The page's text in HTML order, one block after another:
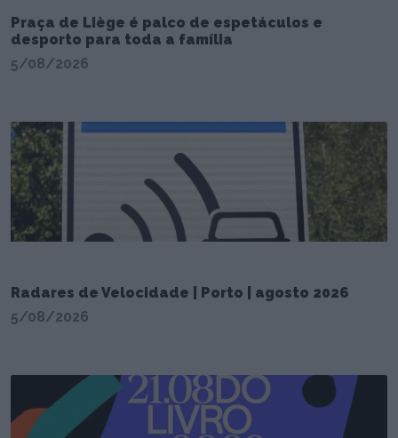
Praça de Liège é palco de espetáculos e
desporto para toda a família
5/08/2026
Radares de Velocidade | Porto | agosto 2026
5/08/2026